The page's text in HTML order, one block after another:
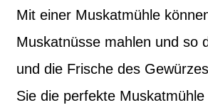
Mit einer Muskatmühle
Muskatnüsse mahlen und so
und die Frische des
Sie die perfekte